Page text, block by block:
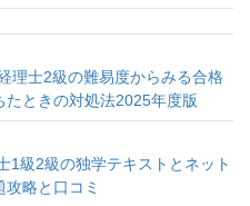
理士2級の難易度からみる合格
ときの対処法2025年度版
級2級の独学テキストとネット
略と口コミ